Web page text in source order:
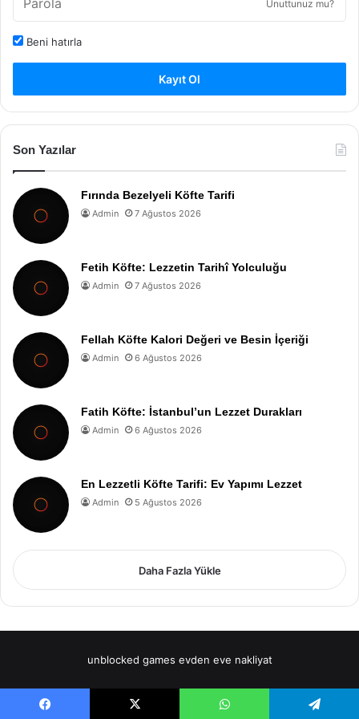
Unuttunuz mu?
Beni hatırla
Kayıt Ol
Son Yazılar
Fırında Bezelyeli Köfte Tarifi
Admin 7 Ağustos 2026
Fetih Köfte: Lezzetin Tarihî Yolculuğu
Admin 7 Ağustos 2026
Fellah Köfte Kalori Değeri ve Besin İçeriği
Admin 6 Ağustos 2026
Fatih Köfte: İstanbul’un Lezzet Durakları
Admin 6 Ağustos 2026
En Lezzetli Köfte Tarifi: Ev Yapımı Lezzet
Admin 5 Ağustos 2026
Daha Fazla Yükle
unblocked games evden eve nakliyat